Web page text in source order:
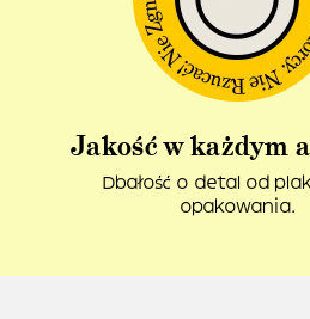
Jakość w każdym
Dbałość o detal od
opakowania.